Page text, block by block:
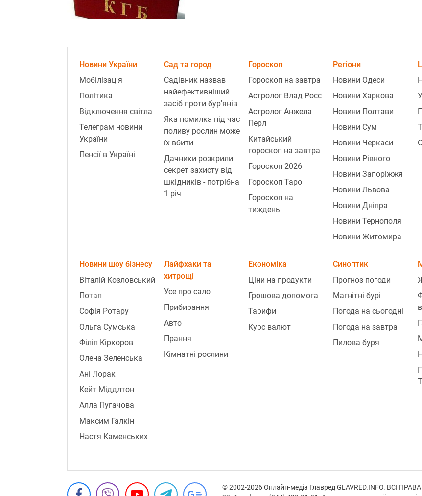
Новини України
Мобілізація
Політика
Відключення світла
Телеграм новини
України
Пенсії в Україні
Сад та город
Садівник назвав
найефективніший
засіб проти бур'янів
Яка помилка під час
поливу рослин може
їх вбити
Дачники розкрили
секрет захисту від
шкідників - потрібна
1 річ
Гороскоп
Гороскоп на завтра
Астролог Влад Росс
Астролог Анжела
Перл
Китайський
гороскоп на завтра
Гороскоп 2026
Гороскоп Таро
Гороскоп на
тиждень
Регіони
Новини Одеси
Новини Харкова
Новини Полтави
Новини Сум
Новини Черкаси
Новини Рівного
Новини Запоріжжя
Новини Львова
Новини Дніпра
Новини Тернополя
Новини Житомира
Новини шоу бізнесу
Віталій Козловський
Потап
Софія Ротару
Ольга Сумська
Філіп Кіркоров
Олена Зеленська
Ані Лорак
Кейт Міддлтон
Алла Пугачова
Максим Галкін
Настя Каменських
Лайфхаки та
хитрощі
Усе про сало
Прибирання
Авто
Прання
Кімнатні рослини
Економіка
Ціни на продукти
Грошова допомога
Тарифи
Курс валют
Синоптик
Прогноз погоди
Магнітні бурі
Погода на сьогодні
Погода на завтра
Пилова буря
© 2002-2026 Онлайн-медіа Главред GLAVRED.INFO. ВСІ